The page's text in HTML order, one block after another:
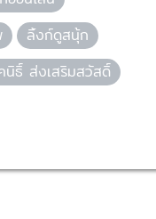
ลิ้งก์ดูสนุ้ก
นิธิ์ ส่งเสริมสวัสดิ์